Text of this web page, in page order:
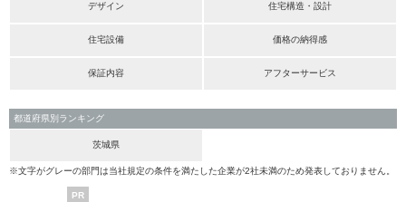
デザイン 住宅構造・設計
住宅設備 価格の納得感
保証内容 アフターサービス
都道府県別ランキング
茨城県
※文字がグレーの部門は当社規定の条件を満たした企業が2社未満のため発表しておりません。
PR